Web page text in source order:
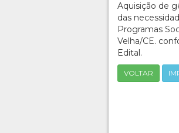
Aquisição de
das
Programas
Velha/CE.
Edital.
VOLTAR